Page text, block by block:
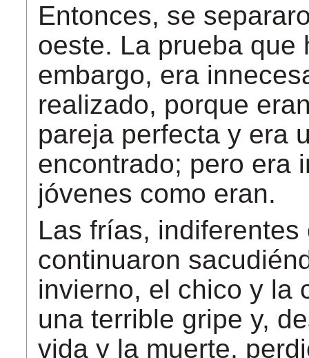
Entonces, se
oeste. La prueba que
embargo, era
realizado, porque
pareja perfecta y era
encontrado; pero era
jóvenes como eran.
Las frías,
continuaron
invierno, el chico y la
una terrible gripe y,
vida y la muerte,